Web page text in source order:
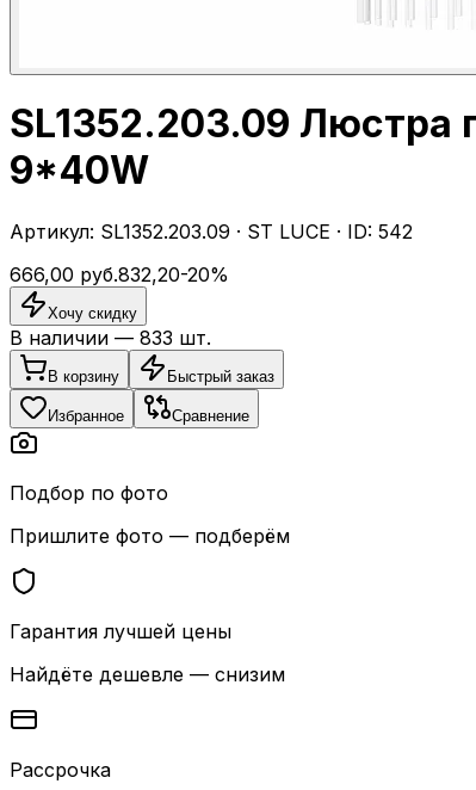
SL1352.203.09 Люстра
9*40W
Артикул: SL1352.203.09 · ST LUCE · ID: 542
666,00 руб.832,20-20%
Хочу скидку
В наличии — 833 шт.
В корзину Быстрый заказ
Избранное Сравнение
Подбор по фото
Пришлите фото — подберём
Гарантия лучшей цены
Найдёте дешевле — снизим
Рассрочка